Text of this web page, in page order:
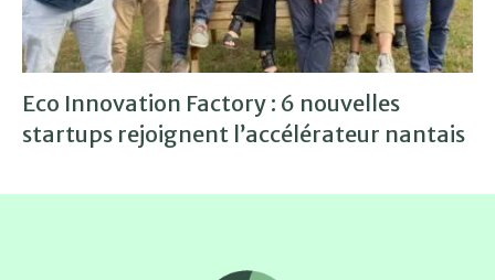
Eco Innovation Factory : 6 nouvelles
startups rejoignent l’accélérateur nantais